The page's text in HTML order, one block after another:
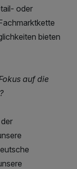
oder
bieten
auf die